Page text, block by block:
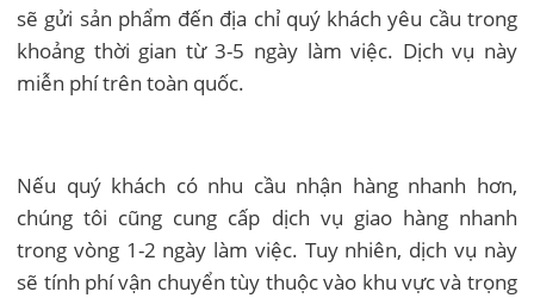
sẽ gửi sản phẩm đến địa chỉ quý khách yêu cầu trong
khoảng thời gian từ 3-5 ngày làm việc. Dịch vụ này
miễn phí trên toàn quốc.
Nếu quý khách có nhu cầu nhận hàng nhanh hơn,
chúng tôi cũng cung cấp dịch vụ giao hàng nhanh
trong vòng 1-2 ngày làm việc. Tuy nhiên, dịch vụ này
sẽ tính phí vận chuyển tùy thuộc vào khu vực và trọng